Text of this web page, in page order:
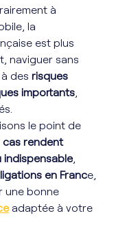
à
la
est plus
naviguer sans
des risques
importants
le point de
cas rendent
indispensable
en France,
une bonne
adaptée à votre